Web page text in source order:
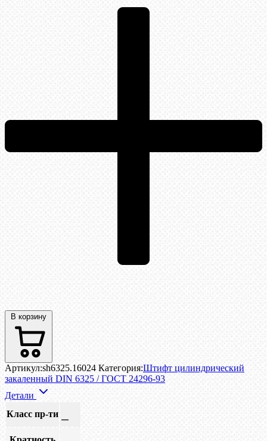
В корзину
Артикул:sh6325.16024 Категория:Штифт цилиндрический
закаленный DIN 6325 / ГОСТ 24296-93
Детали
Класс пр-ти —